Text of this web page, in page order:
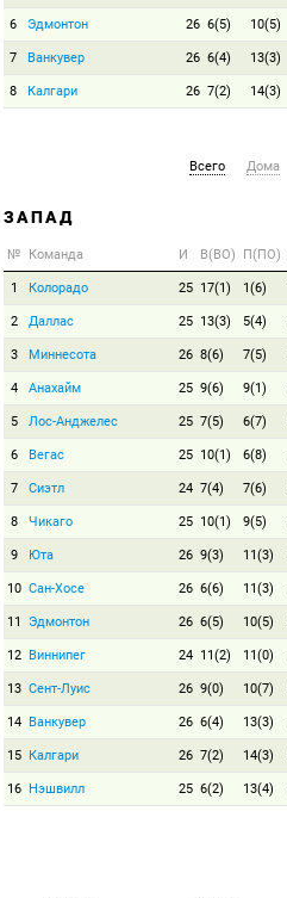
6 Эдмонтон 26 6(5) 10(5)
7 Ванкувер 26 6(4) 13(3)
8 Калгари 26 7(2) 14(3)
Всего Дома
ЗАПАД
№ Команда И В(ВО) П(ПО)
1 Колорадо 25 17(1) 1(6)
2 Даллас 25 13(3) 5(4)
3 Миннесота 26 8(6) 7(5)
4 Анахайм 25 9(6) 9(1)
5 Лос-Анджелес 25 7(5) 6(7)
6 Вегас 25 10(1) 6(8)
7 Сиэтл 24 7(4) 7(6)
8 Чикаго 25 10(1) 9(5)
9 Юта 26 9(3) 11(3)
10 Сан-Хосе 26 6(6) 11(3)
11 Эдмонтон 26 6(5) 10(5)
12 Виннипег 24 11(2) 11(0)
13 Сент-Луис 26 9(0) 10(7)
14 Ванкувер 26 6(4) 13(3)
15 Калгари 26 7(2) 14(3)
16 Нэшвилл 25 6(2) 13(4)